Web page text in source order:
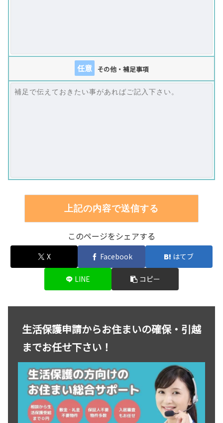
任意 その他・補足事項
このページをシェアする
X Facebook はてブ
LINE コピー
生活保護申請からお住まいの確保・引越
までお任せ下さい！